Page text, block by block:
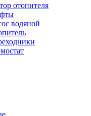
отопителя
водяной